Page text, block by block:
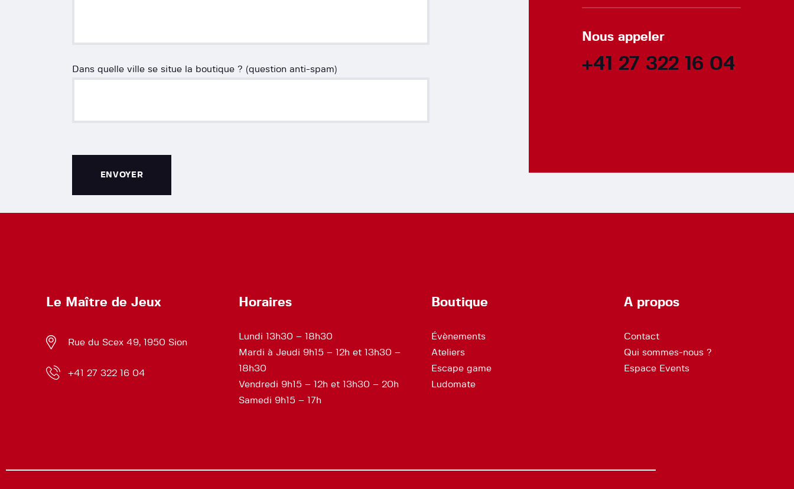
Dans quelle ville se situe la boutique ? (question anti-spam)
Nous appeler
+41 27 322 16 04
Le Maître de Jeux
Rue du Scex 49, 1950 Sion
+41 27 322 16 04
Horaires
Lundi 13h30 – 18h30
Mardi à Jeudi 9h15 – 12h et 13h30 –
18h30
Vendredi 9h15 – 12h et 13h30 – 20h
Samedi 9h15 – 17h
Boutique
Évènements
Ateliers
Escape game
Ludomate
A propos
Contact
Qui sommes-nous ?
Espace Events